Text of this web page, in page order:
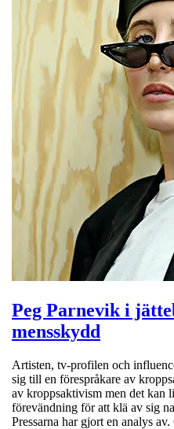
Peg Parnevik i
mensskydd
Artisten, tv-profilen och
sig till en förespråkare av
av kroppsaktivism men det kan
förevändning för att klä av sig
Pressarna har gjort en analys